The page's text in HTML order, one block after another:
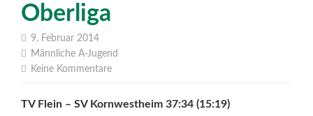
Oberliga
9. Februar 2014
Männliche A-Jugend
Keine Kommentare
TV Flein – SV Kornwestheim 37:34 (15:19)